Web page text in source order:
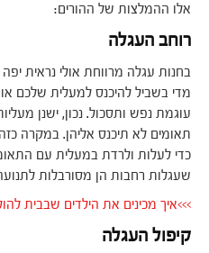
אלו ההמלצות של ההורים:
רוחב העגלה
בחנות עגלה מרווחת אולי נראית
מדי בשביל להיכנס למעלית שלכם
עוגמת נפש ותסכול. נכון, ישנן
תאומים לא תיכנס אליהן. במקרה
כדי לעלות ולרדת במעלית עם
שעגלות רחבות הן מסורבלות
>>>איך מכינים את הילדים שבבית
קיפול העגלה